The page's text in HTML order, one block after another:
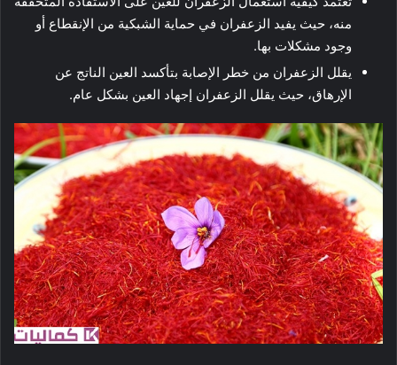
منه، حيث يفيد الزعفران في حماية الشبكية من الإنقطاع أو
وجود مشكلات بها.
يقلل الزعفران من خطر الإصابة بتأكسد العين الناتج عن
الإرهاق، حيث يقلل الزعفران إجهاد العين بشكل عام.